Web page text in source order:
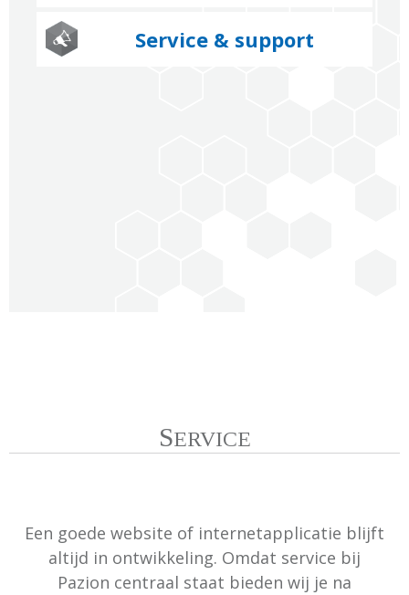
Service & support
SERVICE
Een goede website of internetapplicatie blijft
altijd in ontwikkeling. Omdat service bij
Pazion centraal staat bieden wij je na